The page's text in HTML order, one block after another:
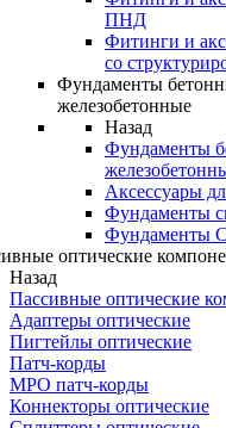
ПНД
Фитинги и
со
Фундаменты
железобетонные
Назад
Фундаменты
Аксессуары
Фундаменты
Фундаменты
оптические
Назад
Пассивные оптические
Адаптеры оптические
Пигтейлы оптические
Патч-корды
MPO патч-корды
Коннекторы оптические